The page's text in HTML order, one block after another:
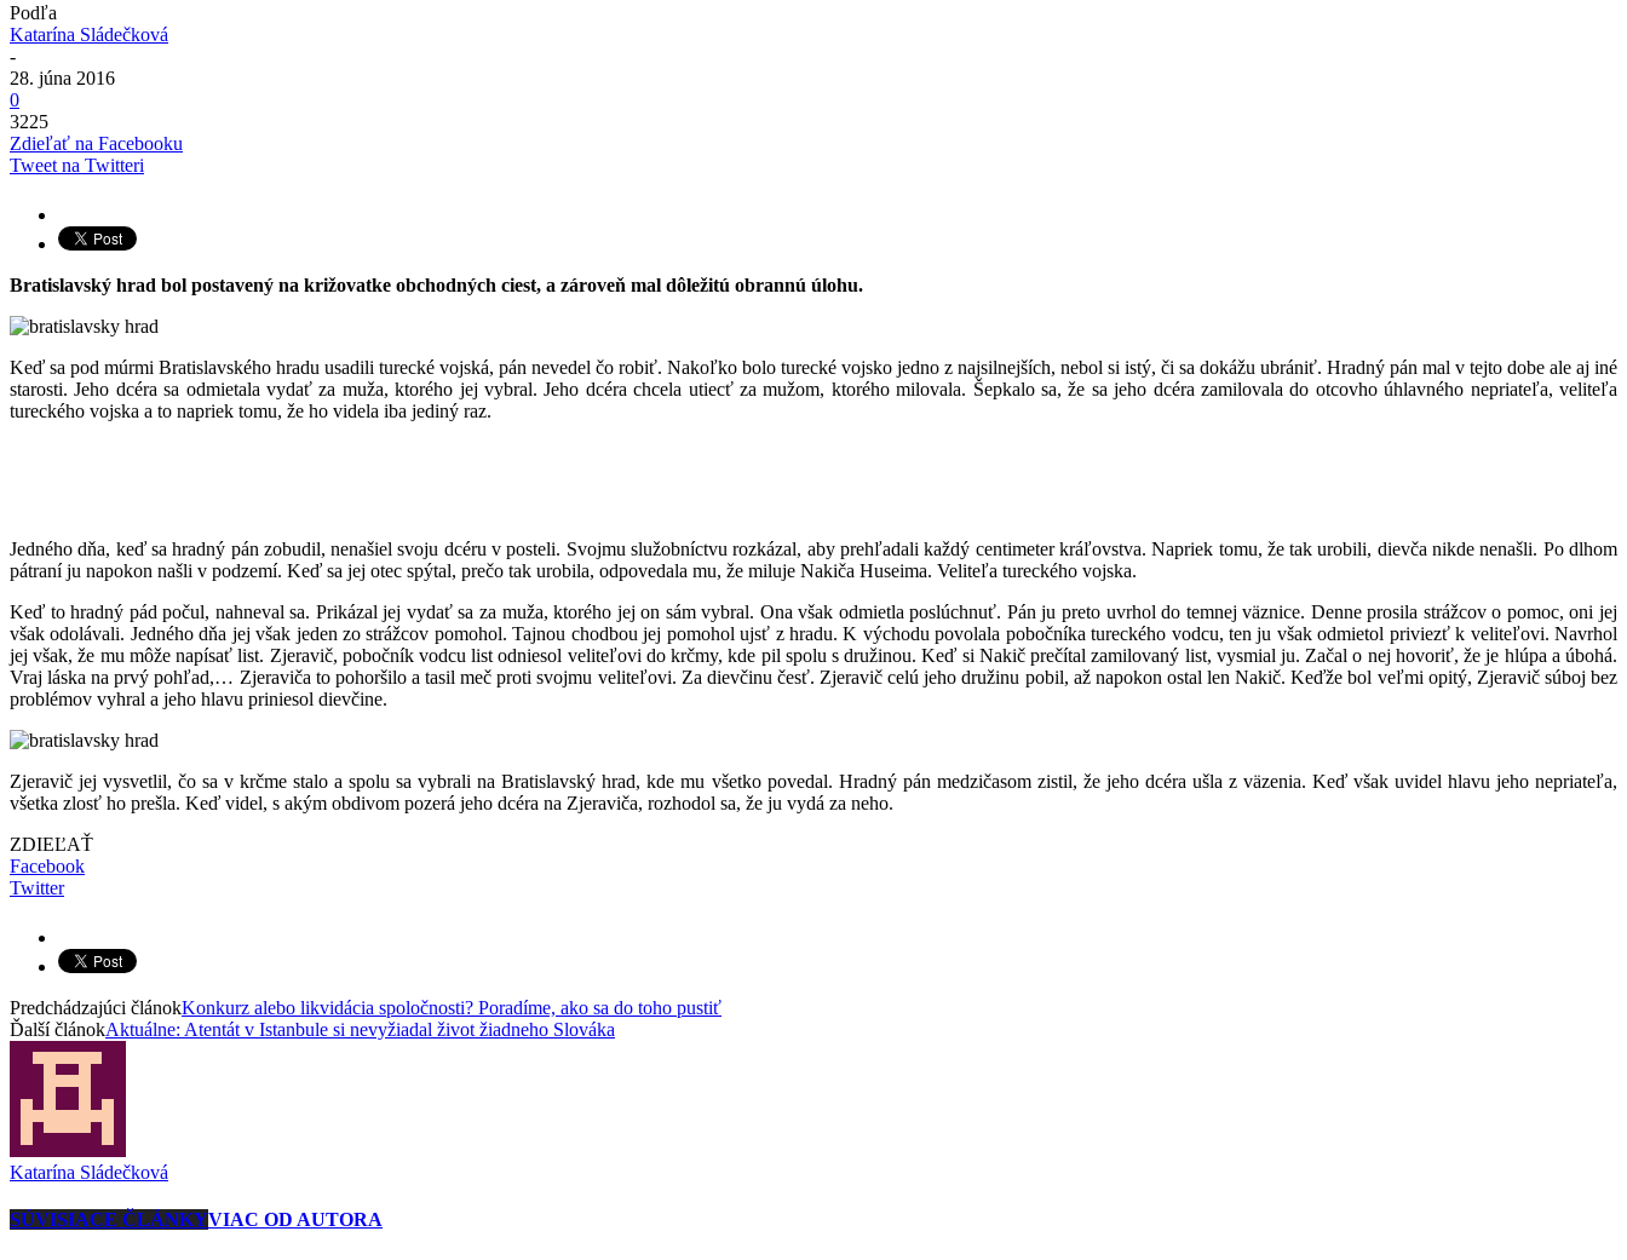
Podľa
Katarína Sládečková
-
28. júna 2016
0
3225
Zdieľať na Facebooku
Tweet na Twitteri
Bratislavský hrad bol postavený na križovatke obchodných ciest, a zároveň mal dôležitú obrannú úlohu.
Keď sa pod múrmi Bratislavského hradu usadili turecké vojská, pán nevedel čo robiť. Nakoľko bolo turecké vojsko jedno z najsilnejších, nebol si istý, či sa dokážu ubrániť. Hradný pán mal v tejto dobe ale aj iné
starosti. Jeho dcéra sa odmietala vydať za muža, ktorého jej vybral. Jeho dcéra chcela utiecť za mužom, ktorého milovala. Šepkalo sa, že sa jeho dcéra zamilovala do otcovho úhlavného nepriateľa, veliteľa
tureckého vojska a to napriek tomu, že ho videla iba jediný raz.
Jedného dňa, keď sa hradný pán zobudil, nenašiel svoju dcéru v posteli. Svojmu služobníctvu rozkázal, aby prehľadali každý centimeter kráľovstva. Napriek tomu, že tak urobili, dievča nikde nenašli. Po dlhom
pátraní ju napokon našli v podzemí. Keď sa jej otec spýtal, prečo tak urobila, odpovedala mu, že miluje Nakiča Huseima. Veliteľa tureckého vojska.
Keď to hradný pád počul, nahneval sa. Prikázal jej vydať sa za muža, ktorého jej on sám vybral. Ona však odmietla poslúchnuť. Pán ju preto uvrhol do temnej väznice. Denne prosila strážcov o pomoc, oni jej
však odolávali. Jedného dňa jej však jeden zo strážcov pomohol. Tajnou chodbou jej pomohol ujsť z hradu. K východu povolala pobočníka tureckého vodcu, ten ju však odmietol priviezť k veliteľovi. Navrhol
jej však, že mu môže napísať list. Zjeravič, pobočník vodcu list odniesol veliteľovi do krčmy, kde pil spolu s družinou. Keď si Nakič prečítal zamilovaný list, vysmial ju. Začal o nej hovoriť, že je hlúpa a úbohá.
Vraj láska na prvý pohľad,… Zjeraviča to pohoršilo a tasil meč proti svojmu veliteľovi. Za dievčinu česť. Zjeravič celú jeho družinu pobil, až napokon ostal len Nakič. Keďže bol veľmi opitý, Zjeravič súboj bez
problémov vyhral a jeho hlavu priniesol dievčine.
Zjeravič jej vysvetlil, čo sa v krčme stalo a spolu sa vybrali na Bratislavský hrad, kde mu všetko povedal. Hradný pán medzičasom zistil, že jeho dcéra ušla z väzenia. Keď však uvidel hlavu jeho nepriateľa,
všetka zlosť ho prešla. Keď videl, s akým obdivom pozerá jeho dcéra na Zjeraviča, rozhodol sa, že ju vydá za neho.
ZDIEĽAŤ
Facebook
Twitter
Predchádzajúci článokKonkurz alebo likvidácia spoločnosti? Poradíme, ako sa do toho pustiť
Ďalší článokAktuálne: Atentát v Istanbule si nevyžiadal život žiadneho Slováka
Katarína Sládečková
SÚVISIACE ČLÁNKYVIAC OD AUTORA